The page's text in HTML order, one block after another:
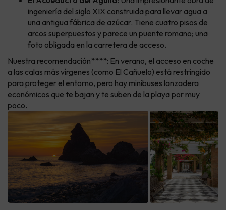
ingeniería del siglo XIX construida para llevar agua a
una antigua fábrica de azúcar. Tiene cuatro pisos de
arcos superpuestos y parece un puente romano; una
foto obligada en la carretera de acceso.
Nuestra recomendación****: En verano, el acceso en coche
a las calas más vírgenes (como El Cañuelo) está restringido
para proteger el entorno, pero hay minibuses lanzadera
económicos que te bajan y te suben de la playa por muy
poco.